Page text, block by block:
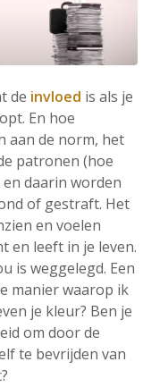
de invloed is als je
En hoe
aan de norm, het
patronen (hoe
daarin worden
of gestraft. Het
en voelen
en leeft in je leven.
is weggelegd. Een
manier waarop ik
je kleur? Ben je
om door de
te bevrijden van